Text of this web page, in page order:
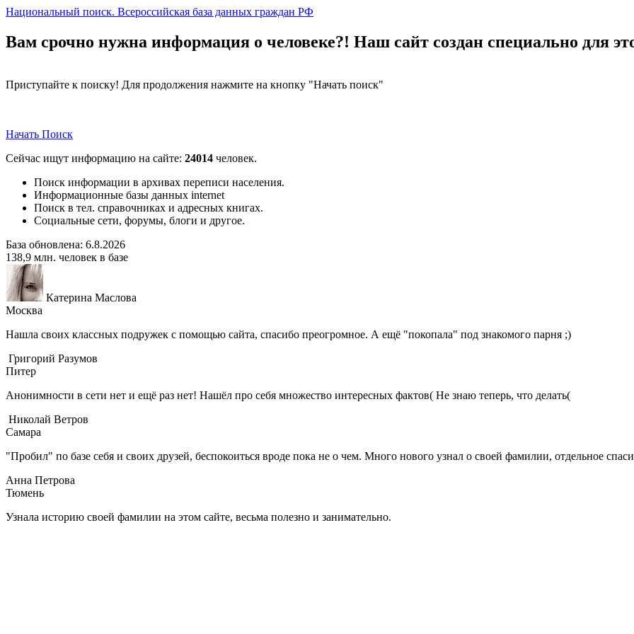
Национальный поиск. Всероссийская база данных граждан РФ
Вам срочно нужна информация о человеке?! Наш сайт создан специально для
Приступайте к поиску! Для продолжения нажмите на кнопку "Начать поиск"
Начать Поиск
Сейчас ищут информацию на сайте: 24014 человек.
Поиск информации в архивах переписи населения.
Информационные базы данных internet
Поиск в тел. справочниках и адресных книгах.
Социальные сети, форумы, блоги и другое.
База обновлена: 6.8.2026
138,9 млн. человек в базе
Катерина Маслова
Москва
Нашла своих классных подружек с помощью сайта, спасибо преогромное. А ещё "покопала" под знакомого парня ;)
Григорий Разумов
Питер
Анонимности в сети нет и ещё раз нет! Нашёл про себя множество интересных фактов( Не знаю теперь, что делать(
Николай Ветров
Самара
"Пробил" по базе себя и своих друзей, беспокоиться вроде пока не о чем. Много нового узнал о своей фамилии, отдельное
Анна Петрова
Тюмень
Узнала историю своей фамилии на этом сайте, весьма полезно и занимательно.